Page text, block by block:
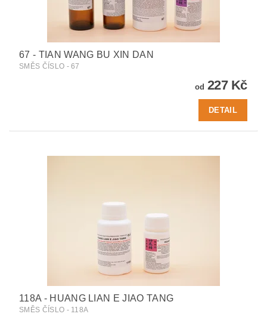
67 - TIAN WANG BU XIN DAN
SMĚS ČÍSLO - 67
od 227 Kč
DETAIL
118A - HUANG LIAN E JIAO TANG
SMĚS ČÍSLO - 118A